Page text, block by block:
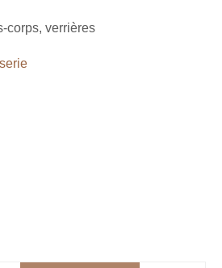
corps, verrières